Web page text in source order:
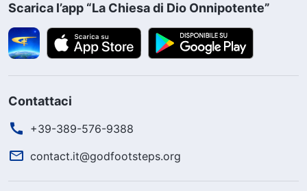
Scarica l’app “La Chiesa di Dio Onnipotente”
Contattaci
+39-389-576-9388
contact.it@godfootsteps.org